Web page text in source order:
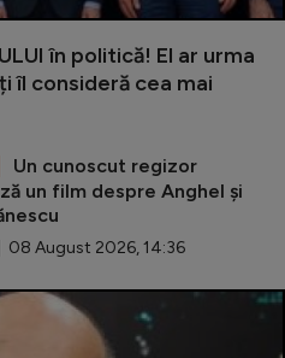
în politică! El ar urma
îl consideră cea mai
Un cunoscut regizor
un film despre Anghel și
08 August 2026, 14:36